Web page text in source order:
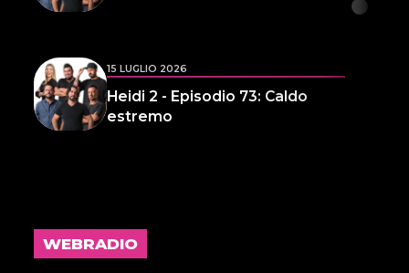
15 LUGLIO 2026
Heidi 2 - Episodio 73: Caldo
estremo
frammenti d'anima 32
WEBRADIO